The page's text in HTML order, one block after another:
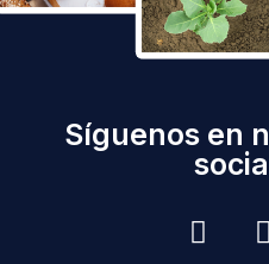
Síguenos en